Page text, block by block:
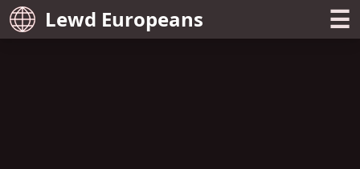
Lewd Europeans ☰